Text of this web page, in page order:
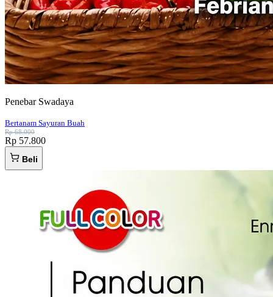
Penebar Swadaya
Bertanam Sayuran Buah
Rp 68.000
Rp 57.800
Beli